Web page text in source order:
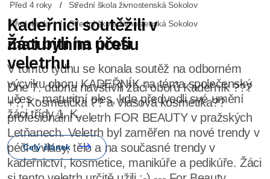
Před 4 roky Střední škola živnostenská Sokolov
Kadeřnici soutěžili v
maturitním účesu
V tomto týdnu se konala soutěž na odborném
výcviku oboru KADEŘNÍK na téma společenský
učes - maturitní ples, kde předvedli své umění
žáci třídy 1. K.
Celý článek